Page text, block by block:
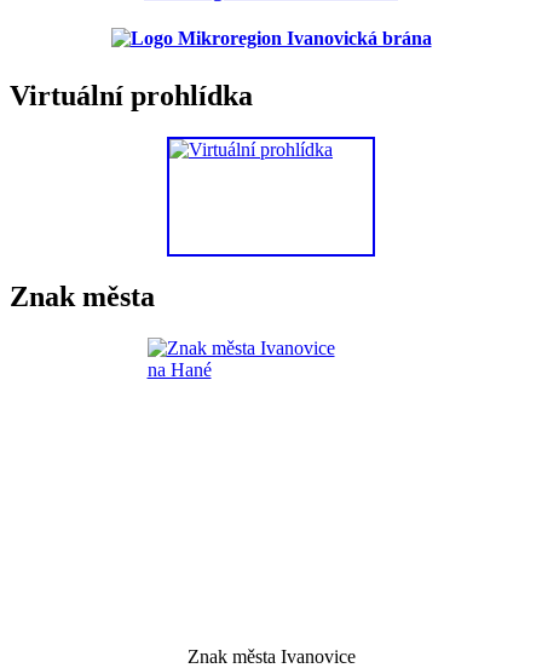
Virtuální prohlídka
Znak města
Znak města Ivanovice